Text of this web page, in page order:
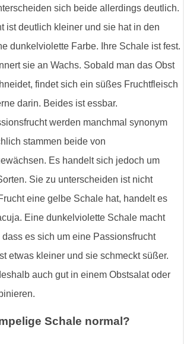
sich beide allerdings deutlich.
ist deutlich kleiner und sie hat in den
dunkelviolette Farbe. Ihre Schale ist fest.
sie an Wachs. Sobald man das Obst
findet sich ein süßes Fruchtfleisch
darin. Beides ist essbar.
werden manchmal synonym
stammen beide von
Es handelt sich jedoch um
Sie zu unterscheiden ist nicht
eine gelbe Schale hat, handelt es
Eine dunkelviolette Schale macht
es sich um eine Passionsfrucht
etwas kleiner und sie schmeckt süßer.
auch gut in einem Obstsalat oder
Schale normal?